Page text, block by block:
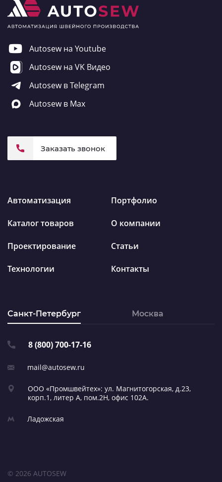
Autosew на Youtube
Autosew на VK Видео
Autosew в Telegram
Autosew в Max
Автоматизация
Каталог товаров
Проектирование
Технологии
Портфолио
О компании
Статьи
Контакты
Санкт-Петербург Москва
8 (800) 700-17-16
mail@autosew.ru
ООО «Промшвейтех»: ул. Магнитогорская, д.23,
корп.1, литер А, пом.2Н, офис 102А.
Ладожская
Заказать звонок
© 2026 AUTOSEW